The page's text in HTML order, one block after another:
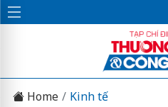
Home Kinh tế